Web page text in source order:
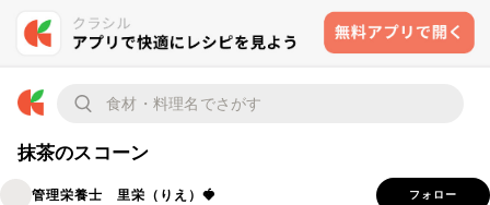
抹茶のスコーン
管理栄養士 里栄（りえ）🍓 フォロー